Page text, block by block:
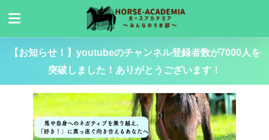
【お知らせ！】youtubeのチャンネル登録者数が7000人を
突破しました！ありがとうございます！